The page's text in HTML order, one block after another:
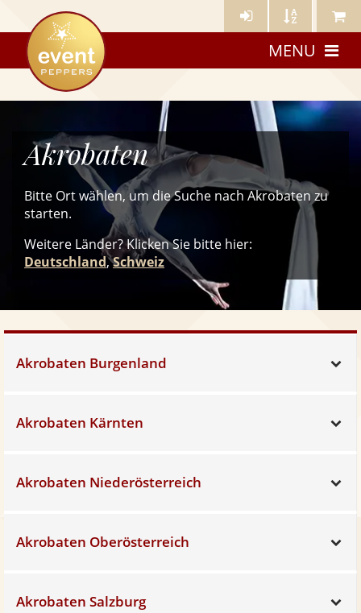
Künstler- Künstler Meine
eventpeppers
MENU
Akrobaten
Bitte Ort wählen, um die Suche nach Akrobaten zu
starten.
Weitere Länder? Klicken Sie bitte hier:
Deutschland,Schweiz
Akrobaten Burgenland
Akrobaten Kärnten
Akrobaten Niederösterreich
Akrobaten Oberösterreich
Akrobaten Salzburg